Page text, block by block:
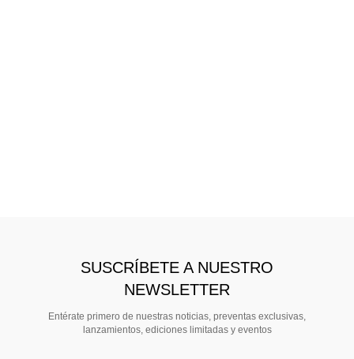
SUSCRÍBETE A NUESTRO
NEWSLETTER
Entérate primero de nuestras noticias, preventas exclusivas,
lanzamientos, ediciones limitadas y eventos